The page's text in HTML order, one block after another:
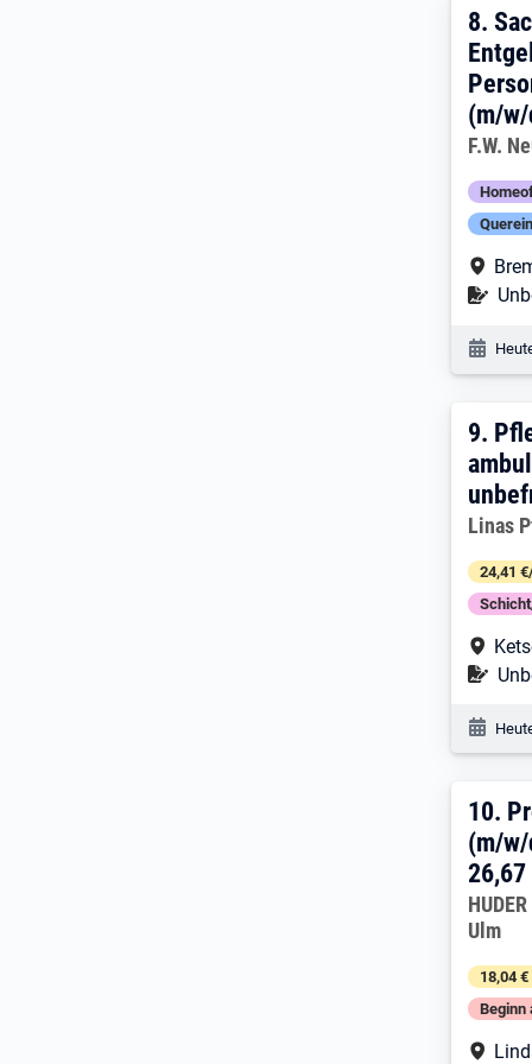
8.
8.
(m/
F.W.
9.
9.
Linas
24,41
10.
10.
(m/
26,67
Ulm
18,04
Beginn